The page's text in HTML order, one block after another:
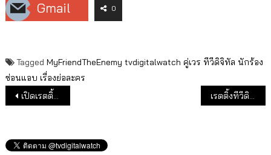
Gmail
0
Tagged MyFriendTheEnemy tvdigitalwatch คู่เวร ทีวีดิจิทัล นักร้อง
ซ่อนแอบ เรื่องย่อละคร
แนะแนวเรื่อง
เปิดเรตติ้งรายการถ่ายทอดกีฬาซีเกมส์ช่องทีวีดิจิทัล เรตติ้งทีวีดิจิทัลเดือน พ.ค.65